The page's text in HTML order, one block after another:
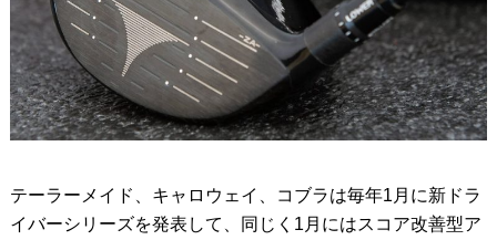
テーラーメイド、キャロウェイ、コブラは毎年1月に新ドラ
イバーシリーズを発表して、同じく1月にはスコア改善型ア